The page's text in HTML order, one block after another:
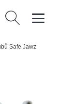
Vyhledávání
Safe Jawz